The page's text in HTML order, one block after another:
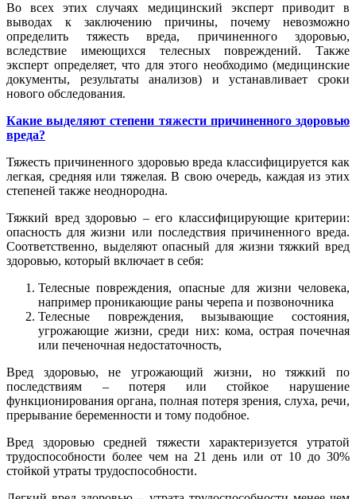
Во всех этих случаях медицинский эксперт приводит в
выводах к заключению причины, почему невозможно
определить тяжесть вреда, причиненного здоровью,
вследствие имеющихся телесных повреждений. Также
эксперт определяет, что для этого необходимо (медицинские
документы, результаты анализов) и устанавливает сроки
нового обследования.
Какие выделяют степени тяжести причиненного здоровью
вреда?
Тяжесть причиненного здоровью вреда классифицируется как
легкая, средняя или тяжелая. В свою очередь, каждая из этих
степеней также неоднородна.
Тяжкий вред здоровью – его классифицирующие критерии:
опасность для жизни или последствия причиненного вреда.
Соответственно, выделяют опасный для жизни тяжкий вред
здоровью, который включает в себя:
Телесные повреждения, опасные для жизни человека,
например проникающие раны черепа и позвоночника
Телесные повреждения, вызывающие состояния,
угрожающие жизни, среди них: кома, острая почечная
или печеночная недостаточность,
Вред здоровью, не угрожающий жизни, но тяжкий по
последствиям – потеря или стойкое нарушение
функционирования органа, полная потеря зрения, слуха, речи,
прерывание беременности и тому подобное.
Вред здоровью средней тяжести характеризуется утратой
трудоспособности более чем на 21 день или от 10 до 30%
стойкой утраты трудоспособности.